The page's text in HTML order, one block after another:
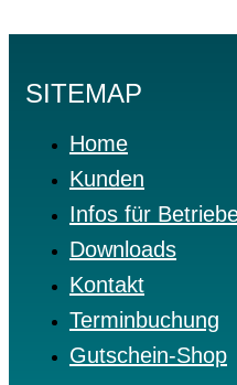
SITEMAP
Home
Kunden
Infos für
Downloads
Kontakt
Terminbuchung
Gutschein-Shop